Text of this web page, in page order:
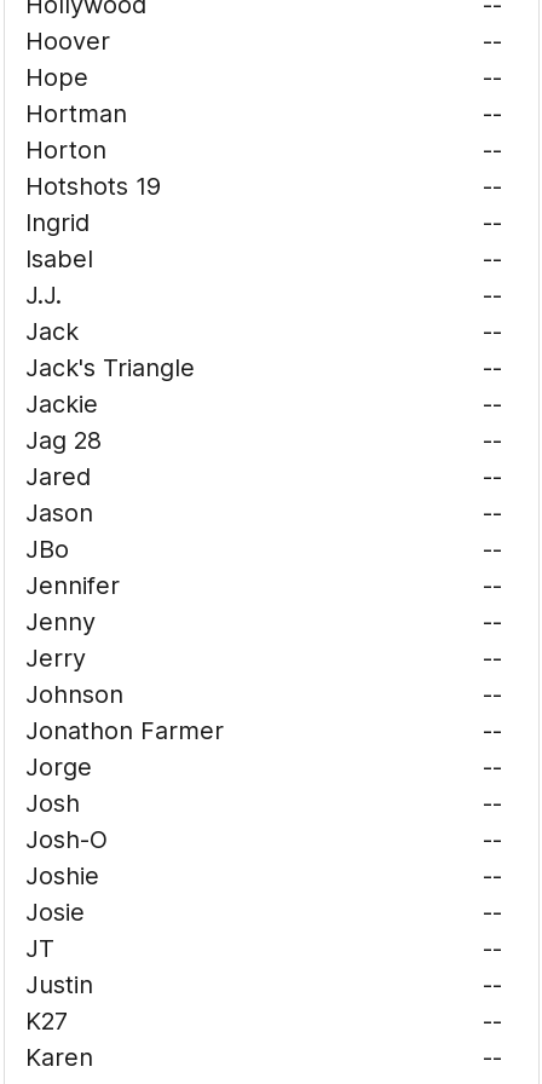
Hoover
--
Hope
--
Hortman
--
Horton
--
Hotshots 19
--
Ingrid
--
Isabel
--
J.J.
--
Jack
--
Jack's Triangle
--
Jackie
--
Jag 28
--
Jared
--
Jason
--
JBo
--
Jennifer
--
Jenny
--
Jerry
--
Johnson
--
Jonathon Farmer
--
Jorge
--
Josh
--
Josh-O
--
Joshie
--
Josie
--
JT
--
Justin
--
K27
--
Karen
--